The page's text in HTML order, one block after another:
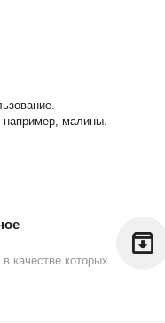
например, малины.
качестве которых